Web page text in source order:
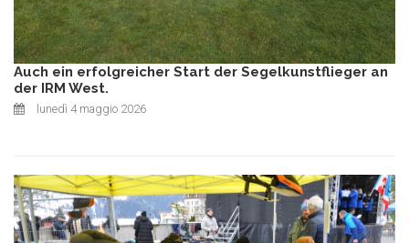
Auch ein erfolgreicher Start der Segelkunstflieger an
der IRM West.
lunedì 4 maggio 2026